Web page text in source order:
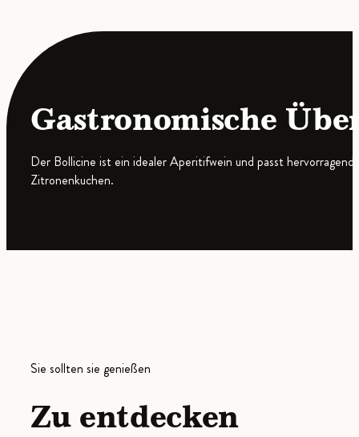
Gastronomische
Der Bollicine ist ein idealer Aperitifwein und passt
Zitronenkuchen.
Sie sollten sie genießen
Zu entdecken